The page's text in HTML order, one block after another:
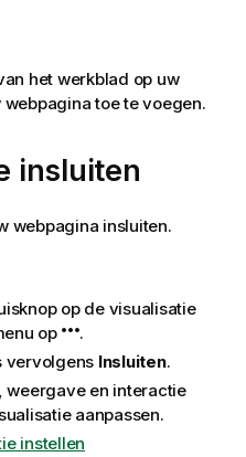
het werkblad op uw
toe te voegen.
insluiten
webpagina insluiten.
op de visualisatie
op
.
vervolgens Insluiten.
weergave en interactie
aanpassen.
instellen